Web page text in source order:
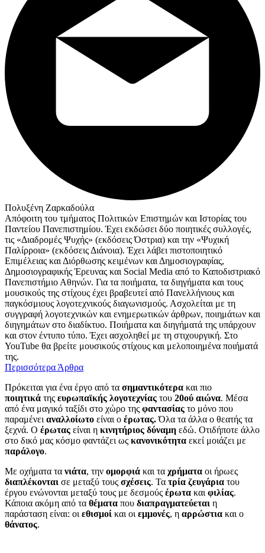
Πολυξένη Ζαρκαδούλα
Απόφοιτη του τμήματος Πολιτικών Επιστημών και Ιστορίας του
Παντείου Πανεπιστημίου. Έχει εκδώσει δύο ποιητικές συλλογές,
τις «Διαδρομές Ψυχής» (εκδόσεις Όστρια) και την «Ψυχική
Παλίρροια» (εκδόσεις Διάνοια). Έχει λάβει πιστοποιητικό
Επιμέλειας και Διόρθωσης κειμένων και Δημοσιογραφίας,
Δημοσιογραφικής Έρευνας και Social Media από το Καποδιστριακό
Πανεπιστήμιο Αθηνών. Για τα ποιήματα, τα διηγήματα και τους
μουσικούς της στίχους έχει βραβευτεί από Πανελλήνιους και
παγκόσμιους λογοτεχνικούς διαγωνισμούς. Ασχολείται με τη
συγγραφή λογοτεχνικών και ενημερωτικών άρθρων, ποιημάτων και
διηγημάτων στο διαδίκτυο. Ποιήματα και διηγήματά της υπάρχουν
και στον έντυπο τύπο. Έχει ασχοληθεί με τη στιχουργική. Στο
YouTube θα βρείτε μουσικούς στίχους και μελοποιημένα ποιήματά
της.
Περισσότερα Άρθρα
Πρόκειται για ένα έργο από τα σημαντικότερα και πιο
ποιητικά της ευρωπαϊκής λογοτεχνίας του 20ού αιώνα. Μέσα
από ένα μαγικό ταξίδι στο χώρο της φαντασίας το μόνο που
παραμένει αναλλοίωτο είναι ο έρωτας.Όλα τα άλλα ο θεατής τα
ξεχνά. Ο έρωτας είναι η κινητήριος δύναμη εδώ. Οτιδήποτε άλλο
στο δικό μας κόσμο φαντάζει ως κανονικότητα εκεί μοιάζει με
παράλογο.
Με οχήματα τα νιάτα, την ομορφιά και τα χρήματα οι ήρωες
διαπλέκονται σε μεταξύ τους σχέσεις. Τα τρία ζευγάρια του
έργου ενώνονται μεταξύ τους με δεσμούς έρωτα και φιλίας.
Κάποια ακόμη από τα θέματα που διαπραγματεύεται η
παράσταση είναι: οι εθισμοί και οι εμμονές, η αρρώστια και ο
θάνατος.